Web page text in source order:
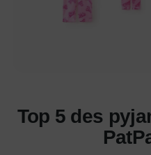
Top 5 des